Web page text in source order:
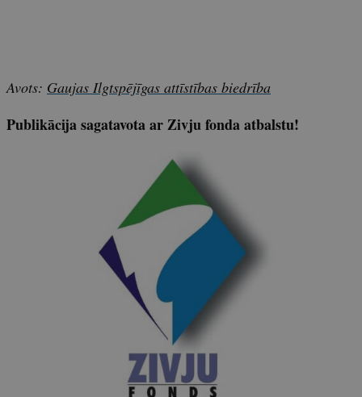
Avots: Gaujas Ilgtspējīgas attīstības biedrība
Publikācija sagatavota ar Zivju fonda atbalstu!